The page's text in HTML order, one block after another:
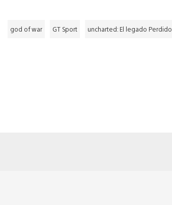
god of war GT Sport uncharted: El legado Perdido